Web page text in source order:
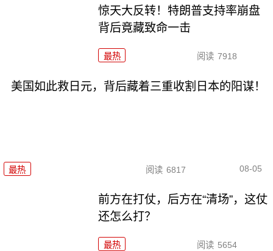
惊天大反转！特朗普支持率崩盘
背后竟藏致命一击
最热 阅读 7918
美国如此救日元，背后藏着三重收割日本的阳谋！
最热 阅读 6817 08-05
前方在打仗，后方在“清场”，这仗
还怎么打？
最热 阅读 5654